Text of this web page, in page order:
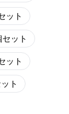
ット
ット
ット
ト